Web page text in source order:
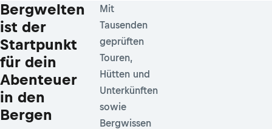
Bergwelten
ist der
Startpunkt
für dein
Abenteuer
in den
Bergen
Mit
Tausenden
geprüften
Touren,
Hütten und
Unterkünften
sowie
Bergwissen